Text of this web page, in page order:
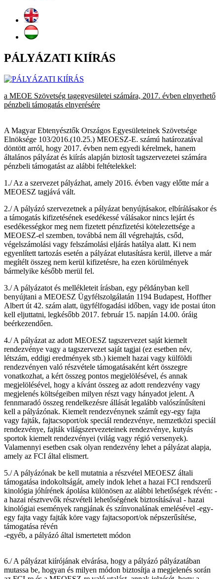
PÁLYÁZATI KIÍRÁS
a MEOE Szövetség tagegyesületei számára, 2017. évben elnyerhető
pénzbeli támogatás elnyerésére
A Magyar Ebtenyésztők Országos Egyesületeinek Szövetsége
Elnöksége 103/2016.(10.25.) MEOESZ-E. számú határozatával
döntött arról, hogy 2017. évben nem egyedi kérelmek, hanem
általános pályázat és kiírás alapján biztosít tagszervezetei számára
pénzbeli támogatást az alábbi feltételekkel:
1./ Az a szervezet pályázhat, amely 2016. évben vagy előtte már a
MEOESZ tagjává vált.
2./ A pályázó szervezetnek a pályázat benyújtásakor, elbírálásakor és
a támogatás kifizetésének esedékessé válásakor nincs lejárt és
esedékességkor meg nem fizetett pénzfizetési kötelezettsége a
MEOESZ-el szemben, továbbá nem áll végrehajtás, csőd,
végelszámolási vagy felszámolási eljárás hatálya alatt. Ki nem
egyenlített tartozás esetén a pályázat elutasításra kerül, illetve a már
megítélt összeg nem kerül kifizetésre, ha ezen körülmények
bármelyike később merül fel.
3./ A pályázatot és mellékleteit írásban, egy példányban kell
benyújtani a MEOESZ Ügyfélszolgálatán 1194 Budapest, Hoffher
Albert út 42. szám alatt, ügyfélfogadási időben, vagy ide postai úton
kell eljuttatni, legkésőbb 2017. február 15. napján 14.00. óráig
beérkezendően.
4./ A pályázat az adott MEOESZ tagszervezet saját kiemelt
rendezvénye vagy a tagszervezet saját tagjai (ez esetben név,
létszám, eddigi eredmények stb.) kiemelt hazai vagy külföldi
rendezvényen való részvétele támogatásaként kért összegre
vonatkozhat, a kért összeg pontos megjelölésével, és annak
megjelölésével, hogy a kívánt összeg az adott rendezvény vagy
megjelenés költségeiben milyen részt vagy hányadot jelent. A
fennmaradó összeg rendelkezésre állását legalább valószínűsíteni
kell a pályázónak. Kiemelt rendezvénynek számít egy-egy fajta
vagy fajták, fajtacsoport/ok speciál rendezvénye, nemzetközi speciál
rendezvénye, fajták világszervezeteinek rendezvénye, kutyás
sportok kiemelt rendezvényei (világ vagy régió versenyek).
Valamennyi esetben csak olyan rendezvény lehet a pályázat alapja,
amely az FCI által elismert.
5./ A pályázónak be kell mutatnia a részvétel MEOESZ általi
támogatása indokoltságát, amely indok lehet a hazai FCI rendszerű
kinológia jóhírének ápolása különösen az alábbi lehetőségek révén: -
a hazai résztvevők részvételi lehetőségének biztosításával - hazai
kinológiai események rangjának és színvonalának emelésével -egy-
egy fajta vagy fajták köre vagy fajtacsoport/ok népszerűsítése,
támogatása révén
-egyéb, a pályázó által ismertetett módon
6./ A pályázat kiírójának elvárása, hogy a pályázó pályázatában
mutassa be, hogyan és milyen módon biztosítja a megjelenés során